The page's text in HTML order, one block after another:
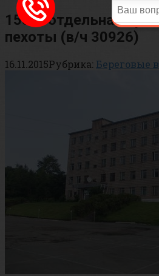
155-я отдельная
пехоты (в/ч 30926)
16.11.2015Рубрика: Береговые